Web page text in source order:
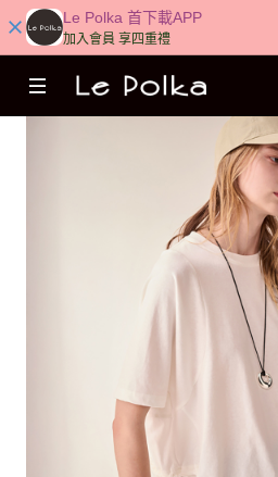
Le Polka 首下載APP
加入會員 享四重禮